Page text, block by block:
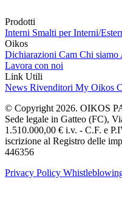
Prodotti
Interni Smalti per Interni/
Oikos
Dichiarazioni Cam Chi siamo
Lavora con noi
Link Utili
News Rivenditori My Oikos
© Copyright 2026. OIKOS
Sede legale in Gatteo (FC),
1.510.000,00 € i.v. - C.F. e
iscrizione al Registro delle
446356
Privacy Policy